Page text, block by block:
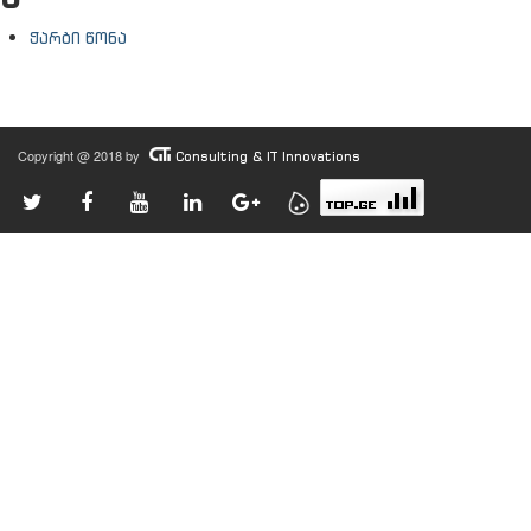
ჭარბი წონა
Copyright @ 2018 by Consulting & IT Innovations